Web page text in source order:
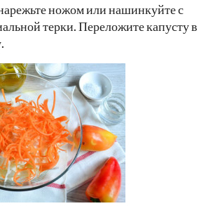
ножом или нашинкуйте с
терки. Переложите капусту в